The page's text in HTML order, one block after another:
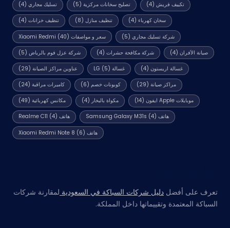
تسليك مجاري(4) تصليح سخانات مركزية (5) تكييف فريش (4)
تنظيف خزانات(4) تنظيف منازل (8) سخان كهرباء (4)
سعر و مواصفات Xiaomi Redmi (40) شركة تسليك مجاري (5)
شركة عزل فوم بالرياض(5) شركة مكافحة حشرات (4) صيانة الأفران (4)
عناوين مراكز الصيانة(29) غسالة LG (5) غسالة اريستون (4)
كاميرات مراقبة(24) كوبونات خصم (6) مراكز صيانة (29)
مكانس كهربائية(49) مكواة بالبخار (4) موبايلات Apple ايفون (14)
هاتف Realme C11 (4) هاتف Samsung Galaxy M31s (4)
هاتف Xiaomi Redmi Note 8 (6)
تعرف على أفضل دليل شركات السباكة في السعودية لمقارنة شركات
السباكة المعتمدة وتقييماتها داخل المملكة.